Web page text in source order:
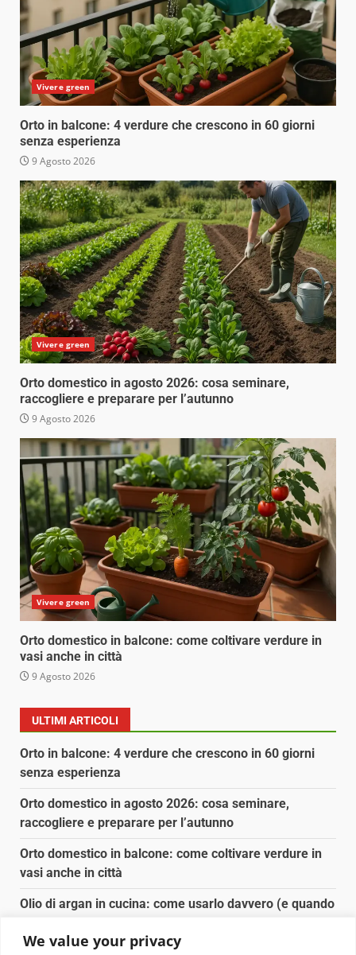
We value your privacy
Vivere green
Orto in balcone: 4 verdure che crescono in 60 giorni
senza esperienza
9 Agosto 2026
Vivere green
Orto domestico in agosto 2026: cosa seminare,
raccogliere e preparare per l’autunno
9 Agosto 2026
Vivere green
Orto domestico in balcone: come coltivare verdure in
vasi anche in città
9 Agosto 2026
ULTIMI ARTICOLI
Orto in balcone: 4 verdure che crescono in 60 giorni
senza esperienza
Orto domestico in agosto 2026: cosa seminare,
raccogliere e preparare per l’autunno
Orto domestico in balcone: come coltivare verdure in
vasi anche in città
Olio di argan in cucina: come usarlo davvero (e quando